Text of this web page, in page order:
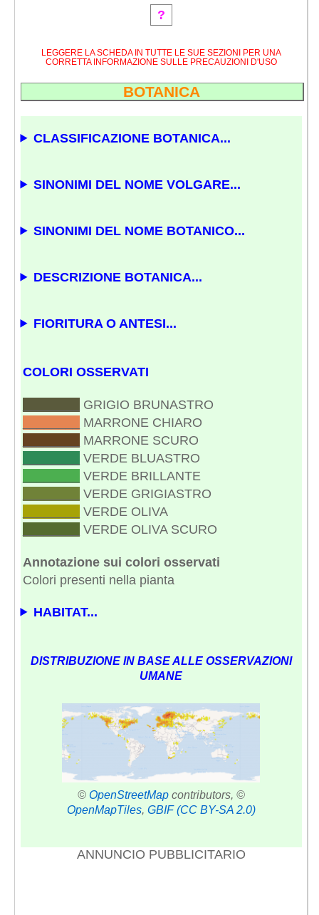
?
LEGGERE LA SCHEDA IN TUTTE LE SUE SEZIONI PER UNA
CORRETTA INFORMAZIONE SULLE PRECAUZIONI D'USO
BOTANICA
CLASSIFICAZIONE BOTANICA...
SINONIMI DEL NOME VOLGARE...
SINONIMI DEL NOME BOTANICO...
DESCRIZIONE BOTANICA...
FIORITURA O ANTESI...
COLORI OSSERVATI
GRIGIO BRUNASTRO
MARRONE CHIARO
MARRONE SCURO
VERDE BLUASTRO
VERDE BRILLANTE
VERDE GRIGIASTRO
VERDE OLIVA
VERDE OLIVA SCURO
Annotazione sui colori osservati
Colori presenti nella pianta
HABITAT...
DISTRIBUZIONE IN BASE ALLE OSSERVAZIONI
UMANE
© OpenStreetMapcontributors, ©
OpenMapTiles, GBIF (CC BY-SA 2.0)
ANNUNCIO PUBBLICITARIO